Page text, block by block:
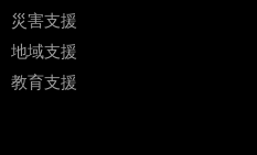
災害支援
地域支援
教育支援